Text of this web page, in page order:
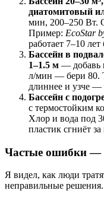
диатомитовый
мин, 200–250 Вт.
Пример: EcoStar
работает 7–10
Бассейн в
1–1.5 м — добавь
л/мин — бери 80.
длиннее и узче —
Бассейн с
с термостойким
Хлор и вода под
пластик сгниёт за
Частые ошибки —
Я видел, как люди
неправильные